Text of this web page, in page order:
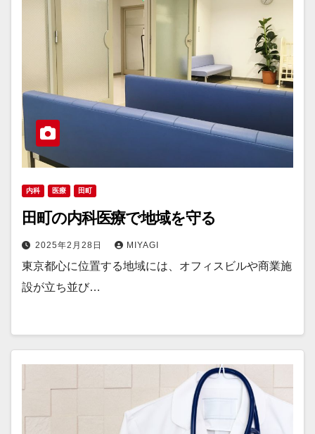
内科 医療 田町
田町の内科医療で地域を守る
2025年2月28日 MIYAGI
東京都心に位置する地域には、オフィスビルや商業施
設が立ち並び…